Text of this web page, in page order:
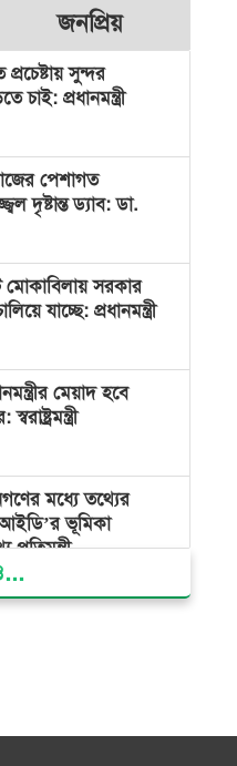
জনপ্রিয়
সুন্দর
চাই: প্রধানমন্ত্রী
পেশাগত
দৃষ্টান্ত ড্যাব: ডা.
মোকাবিলায় সরকার
যাচ্ছে: প্রধানমন্ত্রী
মেয়াদ হবে
মধ্যে তথ্যের
ভূমিকা
বৃষ্টির সম্ভাবনা,
আইনমন্ত্রী